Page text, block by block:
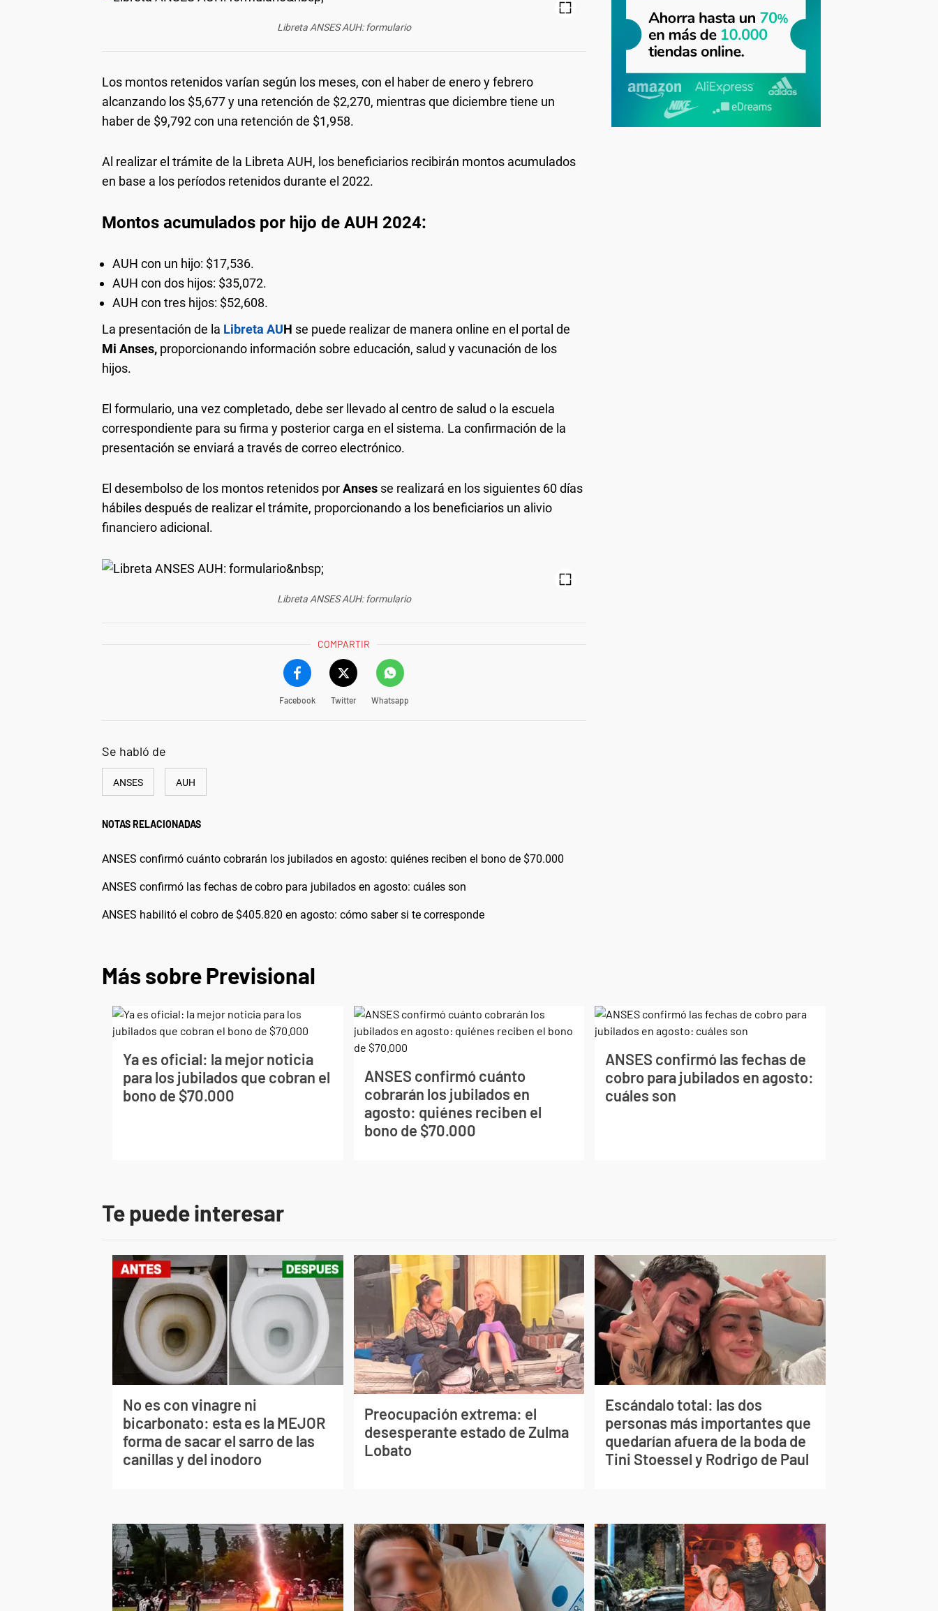
Libreta ANSES AUH: formulario
Los montos retenidos varían según los meses, con el haber de enero y febrero
alcanzando los $5,677 y una retención de $2,270, mientras que diciembre tiene un
haber de $9,792 con una retención de $1,958.
Al realizar el trámite de la Libreta AUH, los beneficiarios recibirán montos acumulados
en base a los períodos retenidos durante el 2022.
Montos acumulados por hijo de AUH 2024:
AUH con un hijo: $17,536.
AUH con dos hijos: $35,072.
AUH con tres hijos: $52,608.
La presentación de la Libreta AUH se puede realizar de manera online en el portal de
Mi Anses, proporcionando información sobre educación, salud y vacunación de los
hijos.
El formulario, una vez completado, debe ser llevado al centro de salud o la escuela
correspondiente para su firma y posterior carga en el sistema. La confirmación de la
presentación se enviará a través de correo electrónico.
El desembolso de los montos retenidos porAnses se realizará en los siguientes 60 días
hábiles después de realizar el trámite, proporcionando a los beneficiarios un alivio
financiero adicional.
Libreta ANSES AUH: formulario
COMPARTIR
Facebook Twitter Whatsapp
Se habló de
ANSES AUH
NOTAS RELACIONADAS
ANSES confirmó cuánto cobrarán los jubilados en agosto: quiénes reciben el bono de $70.000
ANSES confirmó las fechas de cobro para jubilados en agosto: cuáles son
ANSES habilitó el cobro de $405.820 en agosto: cómo saber si te corresponde
Más sobre Previsional
Ya es oficial: la mejor noticia
para los jubilados que cobran el
bono de $70.000
ANSES confirmó cuánto
cobrarán los jubilados en
agosto: quiénes reciben el
bono de $70.000
ANSES confirmó las fechas de
cobro para jubilados en agosto:
cuáles son
Te puede interesar
No es con vinagre ni
bicarbonato: esta es la MEJOR
forma de sacar el sarro de las
canillas y del inodoro
Preocupación extrema: el
desesperante estado de Zulma
Lobato
Escándalo total: las dos
personas más importantes que
quedarían afuera de la boda de
Tini Stoessel y Rodrigo de Paul